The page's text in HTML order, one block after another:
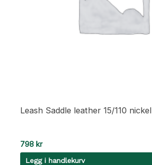
Leash Saddle leather 15/110 nickel
798 kr
Legg i handlekurv